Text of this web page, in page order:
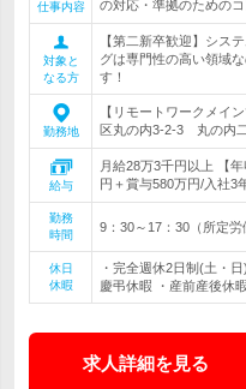
仕事内容 の対応・準拠のための
対象と
なる方
【第二新卒歓迎】シス
グは専門性の高い領域
す！
勤務地
【リモートワークメイ
区丸の内3-2-3 丸の内
給与
月給28万3千円以上 【
円＋賞与580万円/入社3
勤務
時間
9：30～17：30（所定労
休日
休暇
・完全週休2日制(土・
慶弔休暇 ・産前産後休
求人詳細を見る